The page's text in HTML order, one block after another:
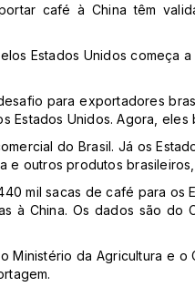
café à China têm
Estados Unidos começa
para exportadores
Estados Unidos. Agora, eles
do Brasil. Já os
e outros produtos
mil sacas de café para
à China. Os dados são do
Ministério da Agricultura e